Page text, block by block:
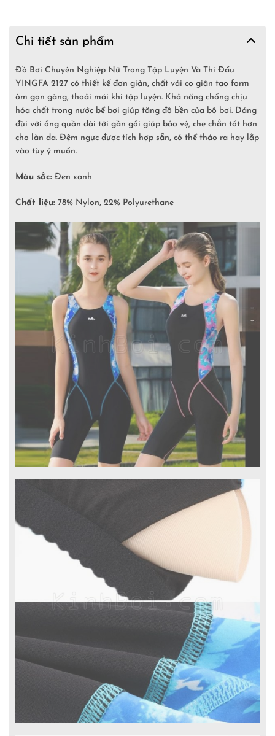
Chi tiết sản phẩm
Đồ Bơi Chuyên Nghiệp Nữ Trong Tập Luyện Và Thi Đấu
YINGFA 2127 có thiết kế đơn giản, chất vải co giãn tạo form
ôm gọn gàng, thoải mái khi tập luyện. Khả năng chống chịu
hóa chất trong nước bể bơi giúp tăng độ bền của bộ bơi. Dáng
đùi với ống quần dài tới gần gối giúp bảo vệ, che chắn tốt hơn
cho làn da. Đệm ngực được tích hợp sẵn, có thể tháo ra hay lắp
vào tùy ý muốn.
Màu sắc: Đen xanh
Chất liệu: 78% Nylon, 22% Polyurethane